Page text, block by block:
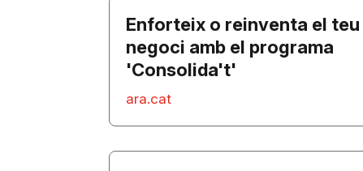
Enforteix o reinventa el teu
negoci amb el programa
'Consolida't'
ara.cat